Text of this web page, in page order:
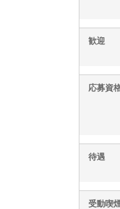
歓迎
応募資
待遇
受動喫